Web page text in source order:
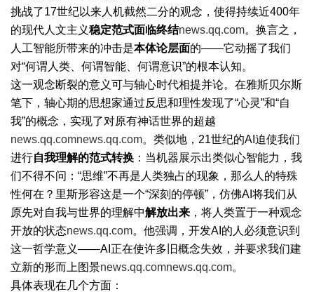
挑战了17世纪以来人机截然二分的观念，使得持续近400年
的现代人文主义稳定范式面临终结news.qq.com。换言之，
人工智能所带来的冲击是本体论层面的——它动摇了我们
对“何谓人类、何谓智能、何谓意识”的根本认知。
这一观念断裂的意义可与轴心时代相提并论。在雅斯贝尔斯
笔下，轴心期的思想家通过反思和理性发现了“心灵”和“自
我”的概念，实现了对原有神话世界的超越
news.qq.comnews.qq.com。类似地，21世纪的AI迫使我们
进行自我理解的范式转换 ：当机器展示出类似心智能力，我
们不得不问：“思维”不再是人类独占的现象，那么人的特殊
性何在？里斯形容这是一个“深刻的停顿”，仿佛AI将我们从
原先对自我与世界的理解中解放出来 ，将人类置于一种观念
开放的状态news.qq.com。他强调，开发AI的人必须意识到
这一哲学意义——AI正在使许多旧概念失效，并要求我们建
立新的形而上图景news.qq.comnews.qq.com。
具体表现在几个方面：